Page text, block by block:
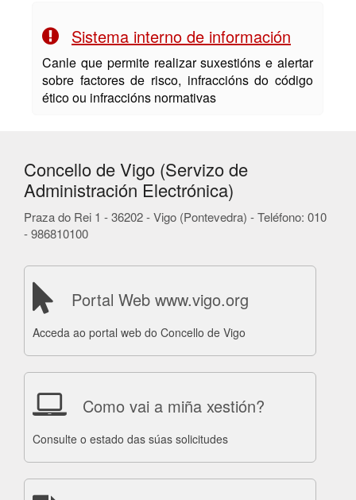
Sistema interno de información
Canle que permite realizar suxestións e alertar
sobre factores de risco, infraccións do código
ético ou infraccións normativas
Concello de Vigo (Servizo de
Administración Electrónica)
Praza do Rei 1 - 36202 - Vigo (Pontevedra) - Teléfono: 010
- 986810100
Portal Web www.vigo.org
Acceda ao portal web do Concello de Vigo
Como vai a miña xestión?
Consulte o estado das súas solicitudes